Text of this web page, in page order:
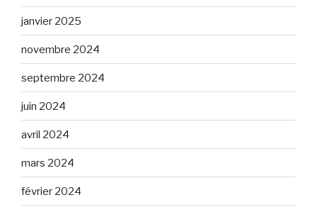
janvier 2025
novembre 2024
septembre 2024
juin 2024
avril 2024
mars 2024
février 2024